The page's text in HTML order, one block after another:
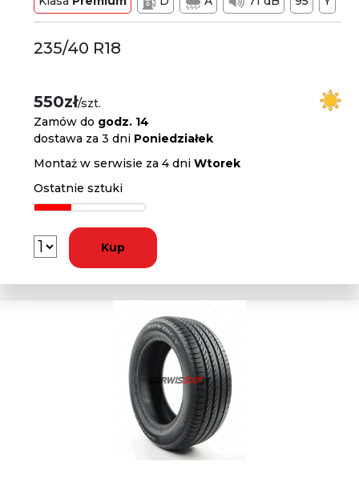
235/40 R18
550zł/szt.
Zamów do godz. 14
dostawa za 3 dni Poniedziałek
Montaż w serwisie za 4 dniWtorek
Ostatnie sztuki
Kup